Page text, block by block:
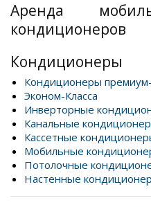
Аренда
кондиционеров
Кондиционеры
Кондиционеры премиум-
Эконом-Класса
Инверторные
Канальные
Кассетные
Мобильные
Потолочные
Настенные